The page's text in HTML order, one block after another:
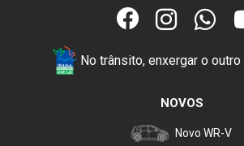
No trânsito, enxergar o
NOVOS
Novo WR-V